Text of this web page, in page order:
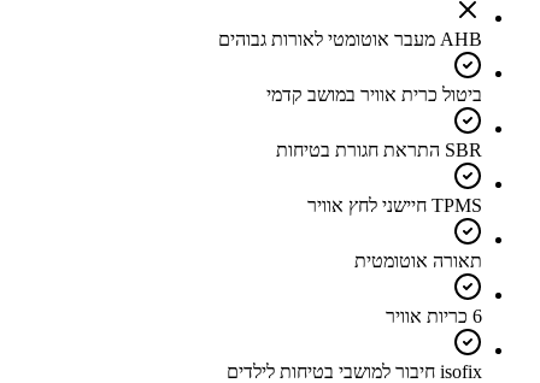
AHB מעבר אוטומטי לאורות גבוהים
ביטול כרית אוויר במושב קדמי
SBR התראת חגורת בטיחות
TPMS חיישני לחץ אוויר
תאורה אוטומטית
6 כריות אוויר
isofix חיבור למושבי בטיחות לילדים